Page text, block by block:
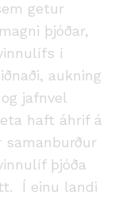
getur
þjóðar,
í
aukning
jafnvel
haft áhrif á
þjóða
Í einu landi